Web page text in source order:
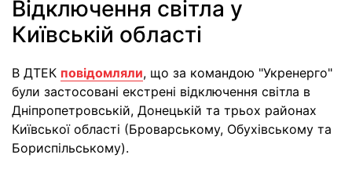
Відключення світла у
Київській області
В ДТЕК повідомляли, що за командою "Укренерго"
були застосовані екстрені відключення світла в
Дніпропетровській, Донецькій та трьох районах
Київської області (Броварському, Обухівському та
Бориспільському).